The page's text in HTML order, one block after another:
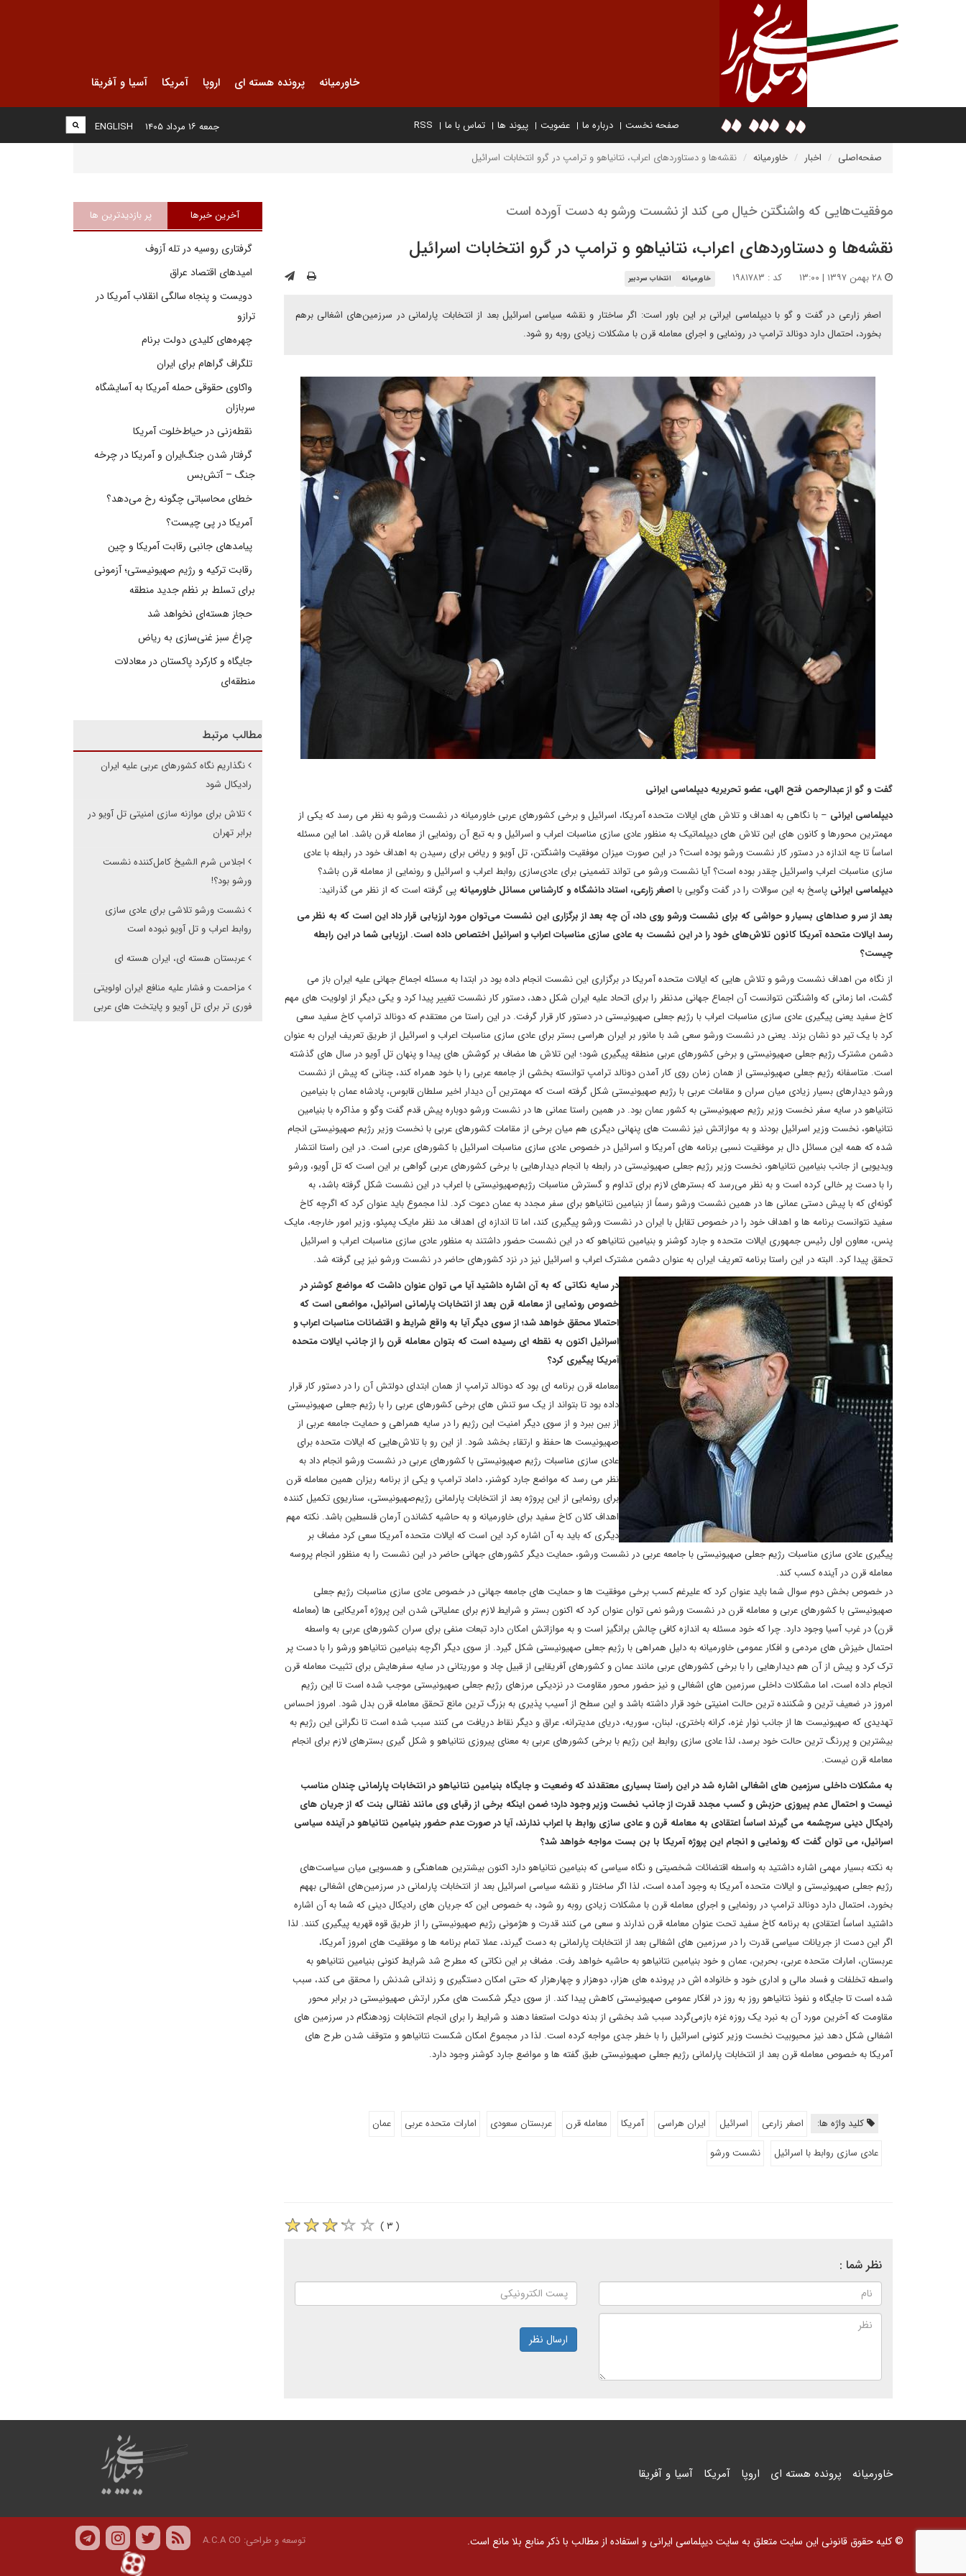
خاورمیانه پرونده هسته ای اروپا آمریکا آسیا و آفریقا
صفحه نخست درباره ما عضویت پیوند ها تماس با ما RSS
ENGLISH جمعه ۱۶ مرداد ۱۴۰۵
صفحه‌اصلی اخبار خاورمیانه نقشه‌ها و دستاوردهای اعراب، نتانیاهو و ترامپ در گرو انتخابات اسرائیل
موفقیت‌هایی که واشنگتن خیال می کند از نشست ورشو به دست آورده است
نقشه‌ها و دستاوردهای اعراب، نتانیاهو و ترامپ در گرو انتخابات اسرائیل
کد : ۱۹۸۱۷۸۳ خاورمیانه انتخاب سردبیر
اصغر زارعی در گفت و گو با دیپلماسی ایرانی بر این باور است: اگر ساختار و نقشه سیاسی اسرائیل بعد از انتخابات پارلمانی در سرزمین‌های اشغالی برهم
بخورد، احتمال دارد دونالد ترامپ در رونمایی و اجرای معامله قرن با مشکلات زیادی روبه رو شود.
گفت و گو از عبدالرحمن فتح الهی، عضو تحریریه دیپلماسی ایرانی
دیپلماسی ایرانی – با نگاهی به اهداف و تلاش های ایالات متحده آمریکا، اسرائیل و برخی کشورهای عربی خاورمیانه در نشست ورشو به نظر می رسد که یکی از
مهمترین محورها و کانون های این تلاش های دیپلماتیک به منظور عادی سازی مناسبات اعراب و اسرائیل و به تبع آن رونمایی از معامله قرن باشد. اما این مسئله
اساساً تا چه اندازه در دستور کار نشست ورشو بوده است؟ در این صورت میزان موفقیت واشنگتن، تل آویو و ریاض برای رسیدن به اهداف خود در رابطه با عادی
سازی مناسبات اعراب واسرائیل چقدر بوده است؟ آیا نشست ورشو می تواند تضمینی برای عادی‌سازی روابط اعراب و اسرائیل و رونمایی از معامله قرن باشد؟
دیپلماسی ایرانی پاسخ به این سوالات را در گفت وگویی بااصغر زارعی، استاد دانشگاه و کارشناس مسائل خاورمیانه پی گرفته است که از نظر می گذرانید:
بعد از سر و صداهای بسیار و حواشی که برای نشست ورشو روی داد، آن چه بعد از برگزاری این نشست می‌توان مورد ارزیابی قرار داد این است که به نظر می
رسد ایالات متحده آمریکا کانون تلاش‌های خود را در این نشست به عادی سازی مناسبات اعراب و اسرائیل اختصاص داده است. ارزیابی شما در این رابطه
چیست؟
از نگاه من اهداف نشست ورشو و تلاش هایی که ایالات متحده آمریکا در برگزاری این نشست انجام داده بود در ابتدا به مسئله اجماع جهانی علیه ایران باز می
گشت، اما زمانی که واشنگتن نتوانست آن اجماع جهانی مدنظر را برای اتحاد علیه ایران شکل دهد، دستور کار نشست تغییر پیدا کرد و یکی دیگر از اولویت های مهم
کاخ سفید یعنی پیگیری عادی سازی مناسبات اعراب با رژیم جعلی صهیونیستی در دستور کار قرار گرفت. در این راستا من معتقدم که دونالد ترامپ کاخ سفید سعی
کرد با یک تیر دو نشان بزند. یعنی در نشست ورشو سعی شد با مانور بر ایران هراسی بستر برای عادی سازی مناسبات اعراب و اسرائیل از طریق تعریف ایران به عنوان
دشمن مشترک رژیم جعلی صهیونیستی و برخی کشورهای عربی منطقه پیگیری شود؛ این تلاش ها مضاف بر کوشش های پیدا و پنهان تل آویو در سال های گذشته
است. متاسفانه رژیم جعلی صهیونیستی از همان زمان روی کار آمدن دونالد ترامپ توانسته بخشی از جامعه عربی را با خود همراه کند، چنانی که پیش از نشست
ورشو دیدارهای بسیار زیادی میان سران و مقامات عربی با رژیم صهیونیستی شکل گرفته است که مهمترین آن دیدار اخیر سلطان قابوس، پادشاه عمان با بنیامین
نتانیاهو در سایه سفر نخست وزیر رژیم صهیونیستی به کشور عمان بود. در همین راستا عمانی ها در نشست ورشو دوباره پیش قدم گفت وگو و مذاکره با بنیامین
نتانیاهو، نخست وزیر اسرائیل بودند و به موازاتش نیز نشست های پنهانی دیگری هم میان برخی از مقامات کشورهای عربی با نخست وزیر رژیم صهیونیستی انجام
شده که همه این مسائل دال بر موفقیت نسبی برنامه های آمریکا و اسرائیل در خصوص عادی سازی مناسبات اسرائیل با کشورهای عربی است. در این راستا انتشار
ویدیویی از جانب بنیامین نتانیاهو، نخست وزیر رژیم جعلی صهیونیستی در رابطه با انجام دیدارهایی با برخی کشورهای عربی گواهی بر این است که تل آویو، ورشو
را با دست پر خالی کرده است و به نظر می‌رسد که بسترهای لازم برای تداوم و گسترش مناسبات رژیم‌صهیونیستی با اعراب در این نشست شکل گرفته باشد، به
گونه‌ای که با پیش دستی عمانی ها در همین نشست ورشو رسماً از بنیامین نتانیاهو برای سفر مجدد به عمان دعوت کرد. لذا مجموع باید عنوان کرد که اگرچه کاخ
سفید نتوانست برنامه ها و اهداف خود را در خصوص تقابل با ایران در نشست ورشو پیگیری کند، اما تا اندازه ای اهداف مد نظر مایک پمپئو، وزیر امور خارجه، مایک
پنس، معاون اول رئیس جمهوری ایالات متحده و جارد کوشنر و بنیامین نتانیاهو که در این نشست حضور داشتند به منظور عادی سازی مناسبات اعراب و اسرائیل
تحقق پیدا کرد. البته در این راستا برنامه تعریف ایران به عنوان دشمن مشترک اعراب و اسرائیل نیز در نزد کشورهای حاضر در نشست ورشو نیز پی گرفته شد.
در سایه نکاتی که به آن اشاره داشتید آیا می توان عنوان داشت که مواضع کوشنر در
خصوص رونمایی از معامله قرن بعد از انتخابات پارلمانی اسرائیل، مواضعی است که
احتمالا محقق خواهد شد؛ از سوی دیگر آیا به واقع شرایط و اقتضائات مناسبات اعراب و
اسرائیل اکنون به نقطه ای رسیده است که بتوان معامله قرن را از جانب ایالات متحده
آمریکا پیگیری کرد؟
معامله قرن برنامه ای بود که دونالد ترامپ از همان ابتدای دولتش آن را در دستور کار قرار
داده بود تا بتواند از یک سو تنش های برخی کشورهای عربی را با رژیم جعلی صهیونیستی
از بین ببرد و از سوی دیگر امنیت این رژیم را در سایه همراهی و حمایت جامعه عربی از
صهیونیست ها حفظ و ارتقاء بخشد شود. از این رو با تلاش‌هایی که ایالات متحده برای
عادی سازی مناسبات رژیم صهیونیستی با کشورهای عربی در نشست ورشو انجام داد به
نظر می رسد که مواضع جارد کوشنر، داماد ترامپ و یکی از برنامه ریزان همین معامله قرن
برای رونمایی از این پروژه بعد از انتخابات پارلمانی رژیم‌صهیونیستی، سناریوی تکمیل کننده
اهداف کلان کاخ سفید برای خاورمیانه و به حاشیه کشاندن آرمان فلسطین باشد. نکته مهم
دیگری که باید به آن اشاره کرد این است که ایالات متحده آمریکا سعی کرد مضاف بر
پیگیری عادی سازی مناسبات رژیم جعلی صهیونیستی با جامعه عربی در نشست ورشو، حمایت دیگر کشورهای جهانی حاضر در این نشست را به منظور انجام پروسه
معامله قرن در آینده کسب کند.
در خصوص بخش دوم سوال شما باید عنوان کرد که علیرغم کسب برخی موفقیت ها و حمایت های جامعه جهانی در خصوص عادی سازی مناسبات رژیم جعلی
صهیونیستی با کشورهای عربی و معامله قرن در نشست ورشو نمی توان عنوان کرد که اکنون بستر و شرایط لازم برای عملیاتی شدن این پروژه آمریکایی ها (معامله
قرن) در غرب آسیا وجود دارد. چرا که خود مسئله به اندازه کافی چالش برانگیز است و به موازاتش امکان دارد تبعات منفی برای سران کشورهای عربی به واسطه
احتمال خیزش های مردمی و افکار عمومی خاورمیانه به دلیل همراهی با رژیم جعلی صهیونیستی شکل گیرد. از سوی دیگر اگرچه بنیامین نتانیاهو ورشو را با دست پر
ترک کرد و پیش از آن هم دیدارهایی را با برخی کشورهای عربی مانند عمان و کشورهای آفریقایی از قبیل چاد و موریتانی در سایه سفرهایش برای تثبیت معامله قرن
انجام داده است، اما مشکلات داخلی سرزمین های اشغالی و نیز حضور محور مقاومت در نزدیکی مرزهای رژیم جعلی صهیونیستی موجب شده است تا این رژیم
امروز در ضعیف ترین و شکننده ترین حالت امنیتی خود قرار داشته باشد و این سطح از آسیب پذیری به بزرگ ترین مانع تحقق معامله قرن بدل شود. امروز احساس
تهدیدی که صهیونیست ها از جانب نوار غزه، کرانه باختری، لبنان، سوریه، دریای مدیترانه، عراق و دیگر نقاط دریافت می کنند سبب شده است تا نگرانی این رژیم به
بیشترین و پررنگ ترین حالت خود برسد، لذا عادی سازی روابط این رژیم با برخی کشورهای عربی به معنای پیروزی نتانیاهو و شکل گیری بسترهای لازم برای انجام
معامله قرن نیست.
به مشکلات داخلی سرزمین های اشغالی اشاره شد در این راستا بسیاری معتقدند که وضعیت و جایگاه بنیامین نتانیاهو در انتخابات پارلمانی چندان مناسب
نیست و احتمال عدم پیروزی حزبش و کسب مجدد قدرت از جانب نخست وزیر وجود دارد؛ ضمن اینکه برخی از رقبای وی مانند نفتالی بنت که از جریان های
رادیکال دینی سرچشمه می گیرند اساساً اعتقادی به معامله قرن و عادی سازی روابط با اعراب ندارند، آیا در صورت عدم حضور بنیامین نتانیاهو در آینده سیاسی
اسرائیل، می توان گفت که رونمایی و انجام این پروژه آمریکا با بن بست مواجه خواهد شد؟
به نکته بسیار مهمی اشاره داشتید به واسطه اقتضائات شخصیتی و نگاه سیاسی که بنیامین نتانیاهو دارد اکنون بیشترین هماهنگی و همسویی میان سیاست‌های
رژیم جعلی صهیونیستی و ایالات متحده آمریکا به وجود آمده است، لذا اگر ساختار و نقشه سیاسی اسرائیل بعد از انتخابات پارلمانی در سرزمین‌های اشغالی بههم
بخورد، احتمال دارد دونالد ترامپ در رونمایی و اجرای معامله قرن با مشکلات زیادی روبه رو شود، به خصوص این که جریان های رادیکال دینی که شما به آن اشاره
داشتید اساساً اعتقادی به برنامه کاخ سفید تحت عنوان معامله قرن ندارند و سعی می کنند قدرت و هژمونی رژیم صهیونیستی را از طریق قوه قهریه پیگیری کنند. لذا
اگر این دست از جریانات سیاسی قدرت را در سرزمین های اشغالی بعد از انتخابات پارلمانی به دست گیرند، عملا تمام برنامه ها و موفقیت های امروز آمریکا،
عربستان، امارات متحده عربی، بحرین، عمان و خود بنیامین نتانیاهو به حاشیه خواهد رفت. مضاف بر این نکاتی که مطرح شد شرایط کنونی بنیامین نتانیاهو به
واسطه تخلفات و فساد مالی و اداری خود و خانواده اش در پرونده های هزار، دوهزار و چهارهزار که حتی امکان دستگیری و زندانی شدنش را محقق می کند، سبب
شده است تا جایگاه و نفوذ نتانیاهو روز به روز در افکار عمومی صهیونیستی کاهش پیدا کند. از سوی دیگر شکست های مکرر ارتش صهیونیستی در برابر محور
مقاومت که آخرین مورد آن به نبرد یک روزه غزه بازمی‌گردد سبب شد بخشی از بدنه دولت استعفا دهند و شرایط را برای انجام انتخابات زودهنگام در سرزمین های
اشغالی شکل دهد نیز محبوبیت نخست وزیر کنونی اسرائیل را با خطر جدی مواجه کرده است. لذا در مجموع امکان شکست نتانیاهو و متوقف شدن طرح های
آمریکا به خصوص معامله قرن بعد از انتخابات پارلمانی رژیم جعلی صهیونیستی طبق گفته ها و مواضع جارد کوشنر وجود دارد.
کلید واژه ها: اصغر زارعی اسرائیل ایران هراسی آمریکا معامله قرن عربستان سعودی امارات متحده عربی
عمان
عادی سازی روابط با اسرائیل
نشست ورشو
( ۳ )
نظر شما :
ارسال نظر
آخرین خبرها پر بازدیدترین ها
گرفتاری روسیه در تله آزوف
امیدهای اقتصاد عراق
دویست و پنجاه سالگی انقلاب آمریکا در
ترازو
چهره‌های کلیدی دولت برنام
تلگراف گراهام برای ایران
واکاوی حقوقی حمله آمریکا به آسایشگاه
سربازان
نقطه‌زنی در حیاط‌خلوت آمریکا
گرفتار شدن جنگ‌ایران و آمریکا در چرخه
جنگ – آتش‌بس
خطای محاسباتی چگونه رخ می‌دهد؟
آمریکا در پی چیست؟
پیامدهای جانبی رقابت آمریکا و چین
رقابت ترکیه و رژیم صهیونیستی؛ آزمونی
برای تسلط بر نظم جدید منطقه
حجاز هسته‌ای نخواهد شد
چراغ سبز غنی‌سازی به ریاض
جایگاه و کارکرد پاکستان در معادلات
منطقه‌ای
مطالب مرتبط
نگذاریم نگاه کشورهای عربی علیه ایران
رادیکال شود
تلاش برای موازنه سازی امنیتی تل آویو در
برابر تهران
اجلاس شرم الشیخ کامل‌کننده نشست
ورشو بود؟!
نشست ورشو تلاشی برای عادی سازی
روابط اعراب و تل آویو نبوده است
عربستان هسته ای، ایران هسته ای
مزاحمت و فشار علیه منافع ایران اولویتی
فوری تر برای تل آویو و پایتخت های عربی
خاورمیانه پرونده هسته ای اروپا آمریکا آسیا و آفریقا
© کلیه حقوق قانونی این سایت متعلق به سایت دیپلماسی ایرانی و استفاده از مطالب با ذکر منابع بلا مانع است. توسعه و طراحی: A.C.A CO